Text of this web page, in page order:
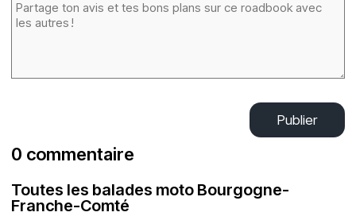
Publier
0 commentaire
Toutes les balades moto Bourgogne-
Franche-Comté